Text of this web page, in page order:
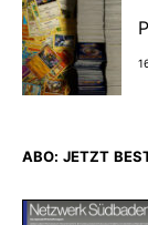
ABO: JETZT